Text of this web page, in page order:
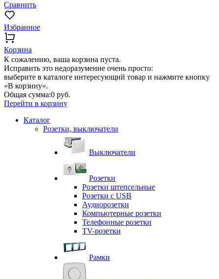
Сравнить
Избранное
Корзина
К сожалению, ваша корзина пуста.
Исправить это недоразумение очень просто:
выберите в каталоге интересующий товар и нажмите кнопку
«В корзину».
Общая сумма:0 руб.
Перейти в корзину
Каталог
Розетки, выключатели
Выключатели
Розетки
Розетки штепсельные
Розетки с USB
Аудиорозетки
Компьютерные розетки
Телефонные розетки
TV-розетки
Рамки